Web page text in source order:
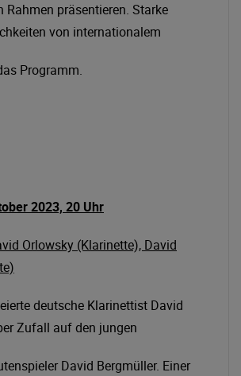
präsentieren. Starke
von internationalem
Programm.
2023, 20 Uhr
Orlowsky (Klarinette), David
deutsche Klarinettist David
Zufall auf den jungen
David Bergmüller. Einer